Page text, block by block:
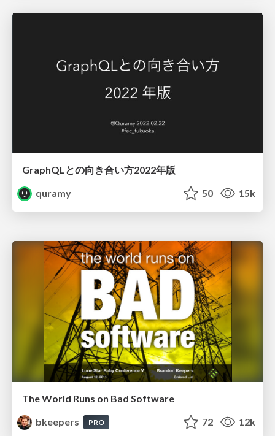
GraphQLとの向き合い方2022年版
quramy
50 15k
The World Runs on Bad Software
bkeepers
PRO 72 12k